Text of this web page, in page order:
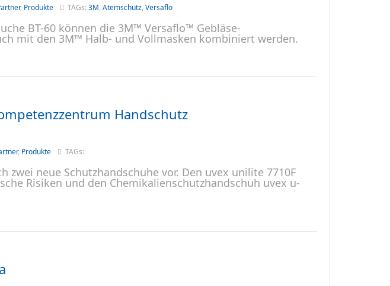
, Produkte TAGs:3M, Atemschutz, Versaflo
BT-60 können die 3M™ Versaflo™ Gebläse-
mit den 3M™ Halb- und Vollmasken kombiniert werden.
Handschutz
, Produkte TAGs:
zwei neue Schutzhandschuhe vor. Den uvex unilite 7710F
Risiken und den Chemikalienschutzhandschuh uvex u-